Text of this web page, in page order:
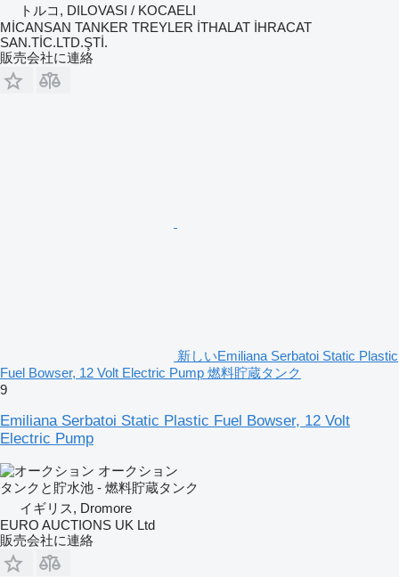
トルコ, DILOVASI / KOCAELI
MİCANSAN TANKER TREYLER İTHALAT İHRACAT
SAN.TİC.LTD.ŞTİ.
販売会社に連絡
新しいEmiliana Serbatoi Static Plastic
Fuel Bowser, 12 Volt Electric Pump 燃料貯蔵タンク
9
Emiliana Serbatoi Static Plastic Fuel Bowser, 12 Volt
Electric Pump
オークション
タンクと貯水池 - 燃料貯蔵タンク
イギリス, Dromore
EURO AUCTIONS UK Ltd
販売会社に連絡